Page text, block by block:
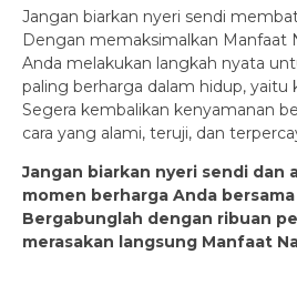
Jangan biarkan nyeri sendi
Dengan memaksimalkan Manfaat
Anda melakukan langkah nyata
paling berharga dalam hidup, yaitu
Segera kembalikan kenyamanan
cara yang alami, teruji, dan
Jangan biarkan nyeri sendi dan
momen berharga Anda
Bergabunglah dengan ribuan
merasakan langsung Manfaat